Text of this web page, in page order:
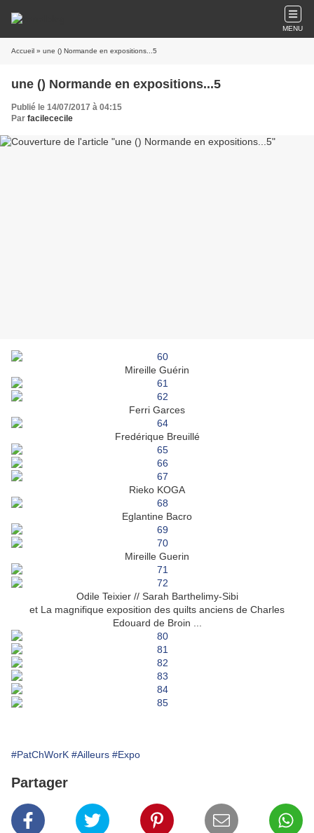
MENU
Accueil » une () Normande en expositions...5
une () Normande en expositions...5
Publié le 14/07/2017 à 04:15
Par facilececile
Mireille Guérin
Ferri Garces
Fredérique Breuillé
Rieko KOGA
Eglantine Bacro
Mireille Guerin
Odile Teixier // Sarah Barthelimy-Sibi
et La magnifique exposition des quilts anciens de Charles
Edouard de Broin ...
#PatChWorK #Ailleurs #Expo
Partager